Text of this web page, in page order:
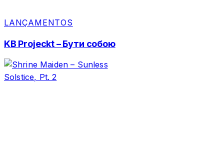
LANÇAMENTOS
KB Projeckt – Бути собою